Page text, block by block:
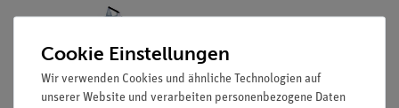
Cookie Einstellungen
Wir verwenden Cookies und ähnliche Technologien auf
unserer Website und verarbeiten personenbezogene Daten